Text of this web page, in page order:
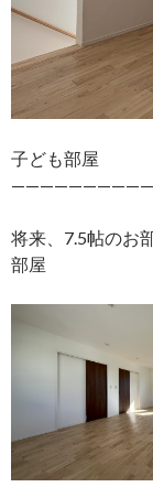
子ども部屋
将来、7.5帖のお
部屋